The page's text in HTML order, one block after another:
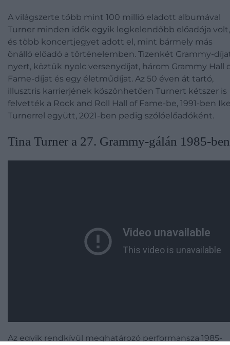
A világszerte több mint 100 millió eladott albumával
Turner minden idők egyik legkelendőbb előadója volt,
és több koncertjegyet adott el, mint bármely más
önálló előadó a történelemben. Tizenkét Grammy-
nyert, köztük nyolc versenydíjat, három Grammy Hall
Fame-díjat és egy életműdíjat. Az 50 éven át tartó,
illusztris karrierjének köszönhetően Turnert kétszer is
felvették a Rock and Roll Hall of Fame-be, 1991-ben
Turnerrel együtt, 2021-ben pedig szólóelőadóként.
Tina Turner a 27. Grammy-gálán 1985-ben
Az egyik rendkívül meghatározó performansza 1985-